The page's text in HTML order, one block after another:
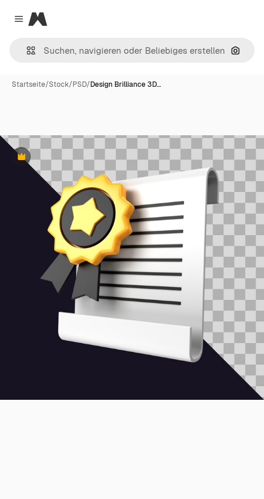
Close menu
Magnific
Nach
Startseite/Stock/PSD/Design Brilliance 3D…
Premium